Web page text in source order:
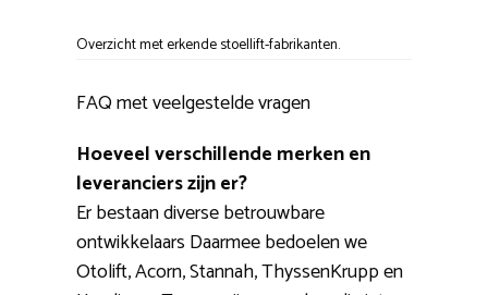
Overzicht met erkende stoellift-fabrikanten.
FAQ met veelgestelde vragen
Hoeveel verschillende merken en
leveranciers zijn er?
Er bestaan diverse betrouwbare
ontwikkelaars Daarmee bedoelen we
Otolift, Acorn, Stannah, ThyssenKrupp en